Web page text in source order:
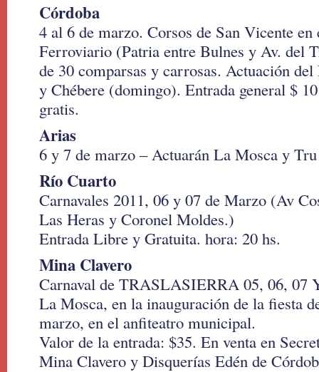
Córdoba
4 al 6 de marzo. Corsos de San Vicente en
Ferroviario (Patria entre Bulnes y Av. del
de 30 comparsas y carrosas. Actuación
y Chébere (domingo). Entrada general $
gratis.
Arias
6 y 7 de marzo – Actuarán La Mosca y
Río Cuarto
Carnavales 2011, 06 y 07 de Marzo (Av
Las Heras y Coronel Moldes.)
Entrada Libre y Gratuita. hora: 20 hs.
Mina Clavero
Carnaval de TRASLASIERRA 05, 06, 07
La Mosca, en la inauguración de la fiesta
marzo, en el anfiteatro municipal.
Valor de la entrada: $35. En venta en
Mina Clavero y Disquerías Edén de